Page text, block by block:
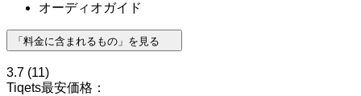
オーディオガイド
「料金に含まれるもの」を見る
3.7 (11)
Tiqets最安価格：